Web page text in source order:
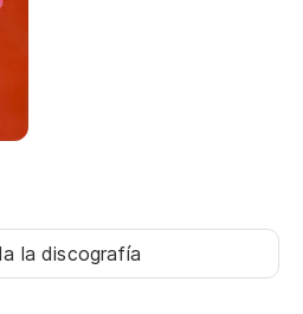
la discografía